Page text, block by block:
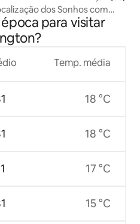
dos Sonhos com
para visitar
Temp. média
18 °C
18 °C
17 °C
15 °C